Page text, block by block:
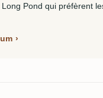
Pond qui préfèrent